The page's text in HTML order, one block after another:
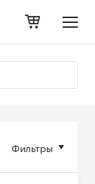
Фильтры